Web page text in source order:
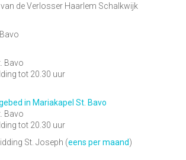
de Verlosser Haarlem Schalkwijk
Bavo
tot 20.30 uur
in Mariakapel St. Bavo
Bavo
tot 20.30 uur
St. Joseph (eens per maand)